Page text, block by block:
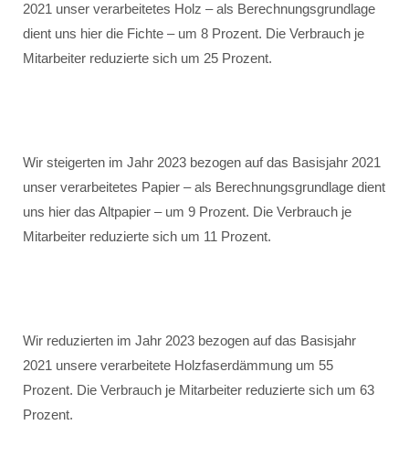
2021 unser verarbeitetes Holz – als Berechnungsgrundlage
dient uns hier die Fichte – um 8 Prozent. Die Verbrauch je
Mitarbeiter reduzierte sich um 25 Prozent.
Wir steigerten im Jahr 2023 bezogen auf das Basisjahr 2021
unser verarbeitetes Papier – als Berechnungsgrundlage dient
uns hier das Altpapier – um 9 Prozent. Die Verbrauch je
Mitarbeiter reduzierte sich um 11 Prozent.
Wir reduzierten im Jahr 2023 bezogen auf das Basisjahr
2021 unsere verarbeitete Holzfaserdämmung um 55
Prozent. Die Verbrauch je Mitarbeiter reduzierte sich um 63
Prozent.